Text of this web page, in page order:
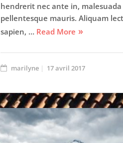
hendrerit nec ante in, malesuada
pellentesque mauris. Aliquam
sapien, … Read More
marilyne 17 avril 2017